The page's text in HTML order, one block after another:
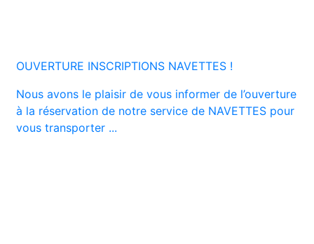
OUVERTURE INSCRIPTIONS NAVETTES !
Nous avons le plaisir de vous informer de l’ouverture
à la réservation de notre service de NAVETTES pour
vous transporter ...